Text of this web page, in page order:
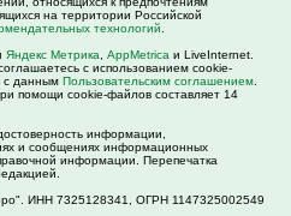
на территории Российской
технологий
Яндекс Метрика AppMetrica и LiveInternet.
с использованием cookie-
с данным Пользовательским соглашением
помощи cookie-файлов составляет 14
информации,
и сообщениях информационных
информации. Перепечатка
ИНН 7325128341, ОГРН 1147325002549